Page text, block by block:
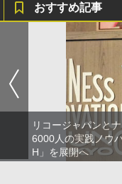
おすすめ記事
リコージャパンと
6000人の実践ノウ
H」を展開へ